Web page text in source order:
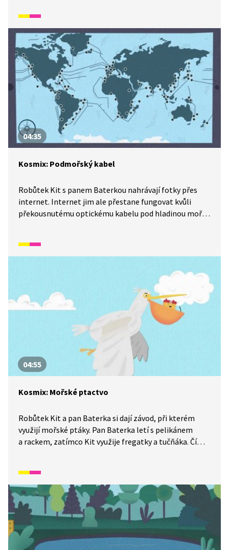
prohlédněte v tomto díle ze seriálu Kosmix:
Pod hladinou.
04:35
Kosmix: Podmořský kabel
Robůtek Kit s panem Baterkou nahrávají fotky přes
internet. Internet jim ale přestane fungovat kvůli
překousnutému optickému kabelu pod hladinou moře.
na další díl ze seriálu Kosmix: Pod hladinou.
04:55
Kosmix: Mořské ptactvo
Robůtek Kit a pan Baterka si dají závod, při kterém
využijí mořské ptáky. Pan Baterka letí s pelikánem
a rackem, zatímco Kit využije fregatky a tučňáka. Čím